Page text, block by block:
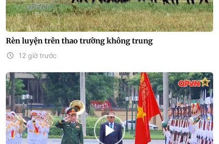
Rèn luyện trên thao trường không trung
12 giờ trước